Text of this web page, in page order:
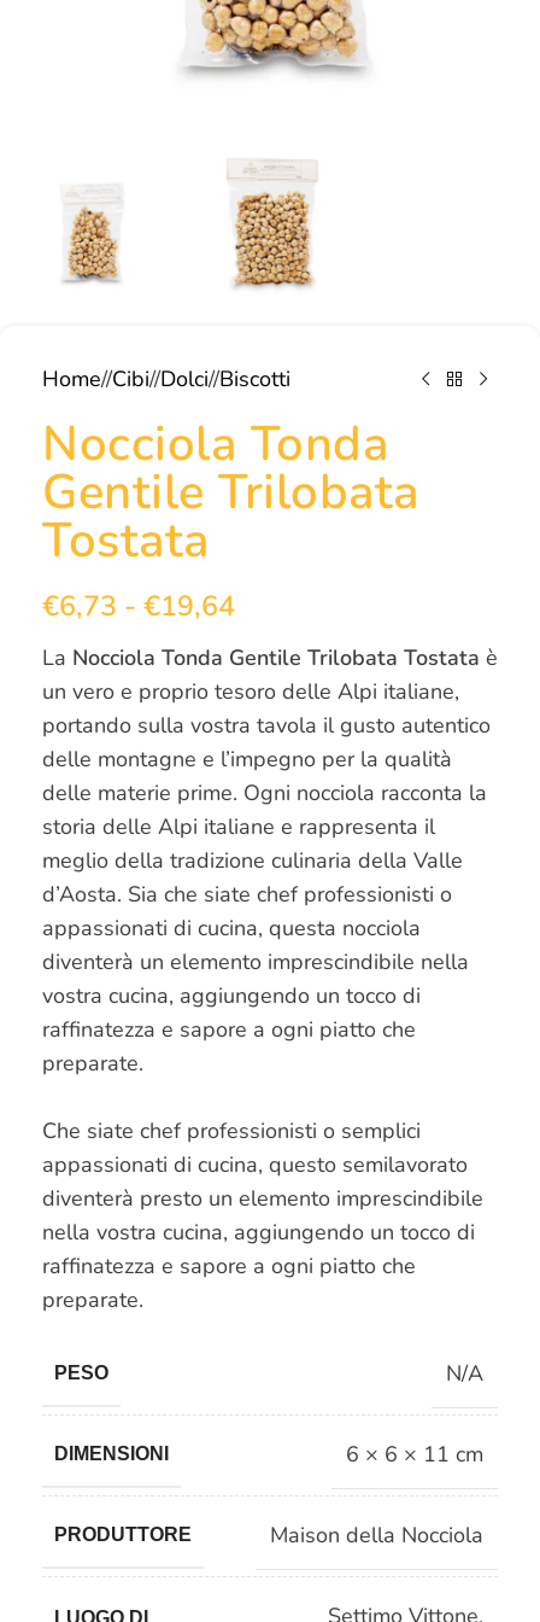
Home/ Cibi/ Dolci/ Biscotti
Nocciola Tonda
Gentile Trilobata
Tostata
€6,73 - €19,64
La Nocciola Tonda Gentile Trilobata Tostata è
un vero e proprio tesoro delle Alpi italiane,
portando sulla vostra tavola il gusto autentico
delle montagne e l’impegno per la qualità
delle materie prime. Ogni nocciola racconta la
storia delle Alpi italiane e rappresenta il
meglio della tradizione culinaria della Valle
d’Aosta. Sia che siate chef professionisti o
appassionati di cucina, questa nocciola
diventerà un elemento imprescindibile nella
vostra cucina, aggiungendo un tocco di
raffinatezza e sapore a ogni piatto che
preparate.
Che siate chef professionisti o semplici
appassionati di cucina, questo semilavorato
diventerà presto un elemento imprescindibile
nella vostra cucina, aggiungendo un tocco di
raffinatezza e sapore a ogni piatto che
preparate.
PESO N/A
DIMENSIONI 6 × 6 × 11 cm
PRODUTTORE Maison della Nocciola
LUOGO DI